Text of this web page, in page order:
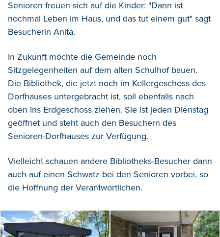
Senioren freuen sich auf die Kinder: "Dann ist
nochmal Leben im Haus, und das tut einem gut" sagt
Besucherin Anita.
In Zukunft möchte die Gemeinde noch
Sitzgelegenheiten auf dem alten Schulhof bauen.
Die Bibliothek, die jetzt noch im Kellergeschoss des
Dorfhauses untergebracht ist, soll ebenfalls nach
oben ins Erdgeschoss ziehen. Sie ist jeden Dienstag
geöffnet und steht auch den Besuchern des
Senioren-Dorfhauses zur Verfügung.
Vielleicht schauen andere Bibliotheks-Besucher dann
auch auf einen Schwatz bei den Senioren vorbei, so
die Hoffnung der Verantwortlichen.